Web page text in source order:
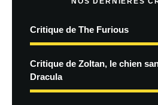
Critique de The Furious
Critique de Zoltan, le chien
Dracula